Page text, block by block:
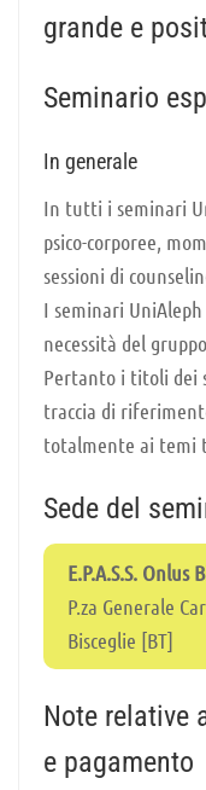
grande e
Seminario
In generale
In tutti i seminari
psico-corporee,
sessioni di
I seminari
necessità del
Pertanto i titoli dei
traccia di
totalmente ai temi
Sede del
E.P.A.S.S. Onlus
P.za Generale
Bisceglie [BT]
Note relative
e pagamento